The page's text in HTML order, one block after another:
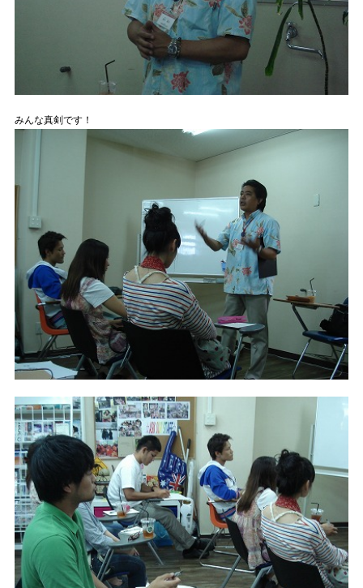
みんな真剣です！